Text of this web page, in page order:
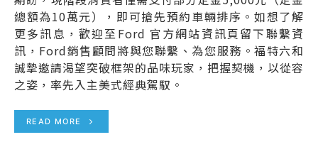
總額為10萬元），即可搶先預約車輛排序。如想了解
更多訊息，歡迎至Ford 官方網站資訊頁留下聯繫資
訊，Ford銷售顧問將與您聯繫、為您服務。福特六和
誠摯邀請渴望突破框架的品味玩家，把握契機，以從容
之姿，率先入主美式經典駕馭。
READ MORE